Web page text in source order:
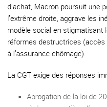
d’achat, Macron poursuit une
l’extrême droite, aggrave les
modèle social en stigmatisant
réformes destructrices
à l’assurance chômage).
La CGT exige des réponses
Abrogation de la loi de